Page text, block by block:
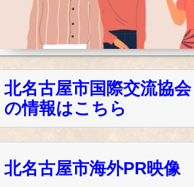
北名古屋市国際交流協会
の情報はこちら
北名古屋市海外PR映像